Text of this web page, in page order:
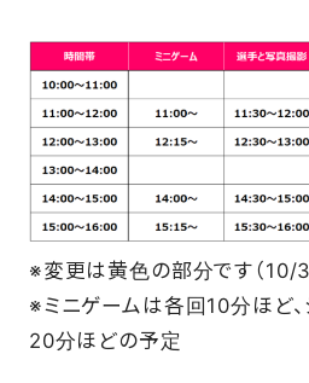
※変更は黄色の部分です（10/3
※ミニゲームは各回10分ほど
20分ほどの予定